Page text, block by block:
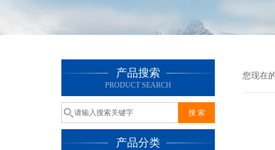
产品搜索
PRODUCT SEARCH
产品分类
您现在